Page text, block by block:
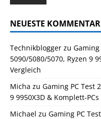
NEUESTE
Technikblogger zu Gaming
5090/5080/5070, Ryzen 9
Vergleich
Micha zu Gaming PC Test
9 9950X3D & Komplett-
Michael zu Gaming PC